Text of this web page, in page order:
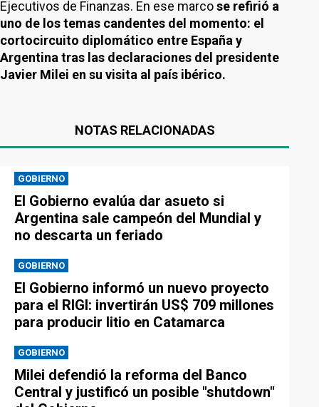
Ejecutivos de Finanzas. En ese marcose refirió a
uno de los temas candentes del momento: el
cortocircuito diplomático entre España y
Argentina tras las declaraciones del presidente
Javier Milei en su visita al país ibérico.
NOTAS RELACIONADAS
GOBIERNO
El Gobierno evalúa dar asueto si
Argentina sale campeón del Mundial y
no descarta un feriado
GOBIERNO
El Gobierno informó un nuevo proyecto
para el RIGI: invertirán US$ 709 millones
para producir litio en Catamarca
GOBIERNO
Milei defendió la reforma del Banco
Central y justificó un posible "shutdown"